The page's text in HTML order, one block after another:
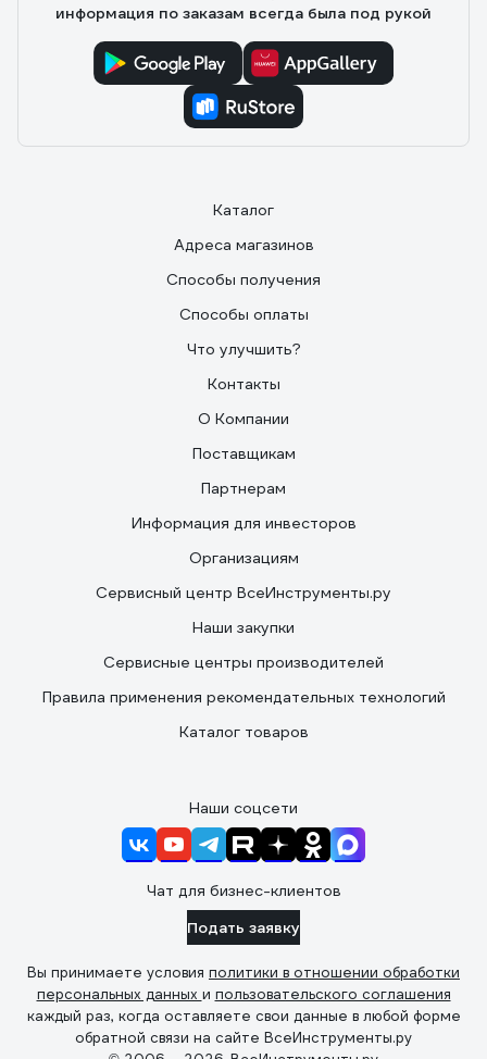
информация по заказам всегда была под рукой
Каталог
Адреса магазинов
Способы получения
Способы оплаты
Что улучшить?
Контакты
О Компании
Поставщикам
Партнерам
Информация для инвесторов
Организациям
Сервисный центр ВсеИнструменты.ру
Наши закупки
Сервисные центры производителей
Правила применения рекомендательных технологий
Каталог товаров
Наши соцсети
Чат для бизнес-клиентов
Подать заявку
Вы принимаете условия политики в отношении обработки
персональных данных и пользовательского соглашения
каждый раз, когда оставляете свои данные в любой форме
обратной связи на сайте ВсеИнструменты.ру